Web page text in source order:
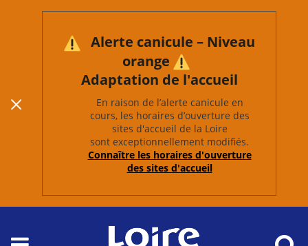
Alerte canicule – Niveau
orange
Adaptation de l'accueil
En raison de l’alerte canicule en
cours, les horaires d’ouverture des
sites d'accueil de la Loire
sont exceptionnellement modifiés.
Connaître les horaires d'ouverture
des sites d'accueil